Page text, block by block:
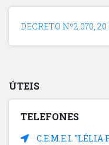
DECRETO Nº2.070,
ÚTEIS
TELEFONES
C.E.M.E.I. "LÉLIA